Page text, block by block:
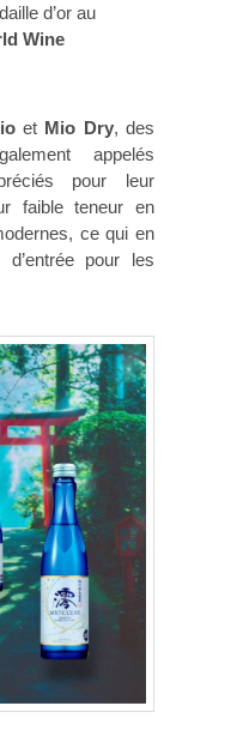
d’or au
Wine
et Mio Dry, des
appelés
pour leur
faible teneur en
ce qui en
pour les